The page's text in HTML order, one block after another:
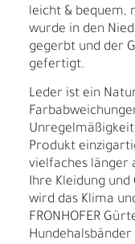
leicht & bequem,
wurde in den
gegerbt und der
gefertigt.
Leder ist ein
Produkt
vielfaches länger
Ihre Kleidung
wird das Klima
FRONHOFER